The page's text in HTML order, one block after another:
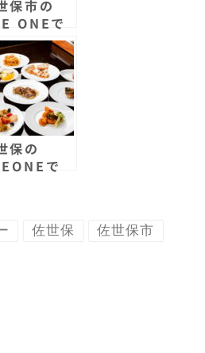
d
保市の
ONEで
フェスタ
催！アン
牛に鮮魚
ルパッチ
食べ放
生ビール
み放題
保の
で
世保グル
佐世保 佐世保市